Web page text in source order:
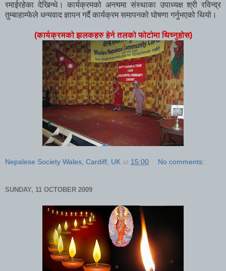
रमाईरहेका देखिन्थे। कार्यक्रमको अन्त्यमा संस्थाका उपाध्यक्ष श्री रविन्द्र
तुम्बाहाम्फेले धन्यवाद ज्ञापन गर्दै कार्यक्रम समापनको घोषणा गर्नुभएको थियो।
(कार्यक्रमको झलकहरु हेर्न तलको फोटोमा थिच्नुहोस)
Nepalese Society Wales, Cardiff, UK at 15:00 No comments:
SUNDAY, 11 OCTOBER 2009